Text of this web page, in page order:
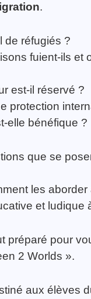
.
de réfugiés ?
fuient-ils et
est-il réservé ?
protection
elle bénéfique ?
que se
les aborder
et ludique
préparé pour
2 Worlds ».
aux élèves